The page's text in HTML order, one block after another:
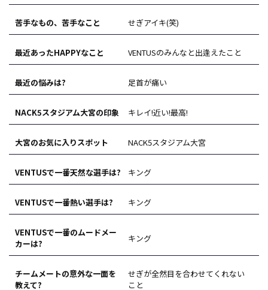
苦手なもの、苦手なこと せぎアイキ(笑)
最近あったHAPPYなこと VENTUSのみんなと出逢えたこと
最近の悩みは? 足首が痛い
NACK5スタジアム大宮の印象 キレイ!近い!最高!
大宮のお気に入りスポット NACK5スタジアム大宮
VENTUSで一番天然な選手は? キング
VENTUSで一番熱い選手は? キング
VENTUSで一番のムードメー
カーは?
キング
チームメートの意外な一面を
教えて?
せぎが全然目を合わせてくれない
こと